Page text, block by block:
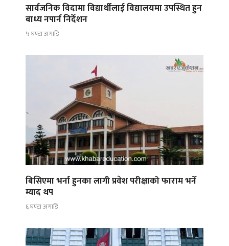
सार्वजनिक विदामा विद्यार्थीलाई विद्यालयमा उपस्थित हुन
बाध्य नपार्न निर्देशन
५ घण्टा अगाडि
बिसिएमा भर्ना हुनका लागी प्रवेश परीक्षाको फाराम भर्ने
म्याद थप
६ घण्टा अगाडि